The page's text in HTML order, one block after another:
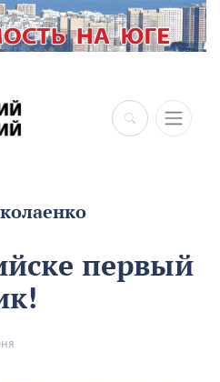
×
первый